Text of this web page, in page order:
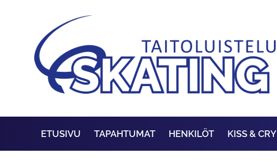
ETUSIVU TAPAHTUMAT HENKILÖT KISS & CRY